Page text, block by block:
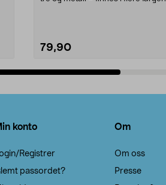
79,90
konto
Registrer
passordet?
Om
Om oss
Presse